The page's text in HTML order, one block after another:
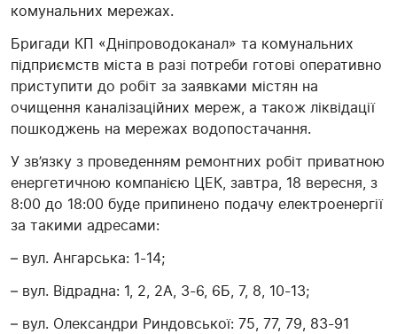
комунальних мережах.
Бригади КП «Дніпроводоканал» та комунальних
підприємств міста в разі потреби готові оперативно
приступити до робіт за заявками містян на
очищення каналізаційних мереж, а також ліквідації
пошкоджень на мережах водопостачання.
У зв’язку з проведенням ремонтних робіт приватною
енергетичною компанією ЦЕК, завтра, 18 вересня, з
8:00 до 18:00 буде припинено подачу електроенергії
за такими адресами:
– вул. Ангарська: 1-14;
– вул. Відрадна: 1, 2, 2А, 3-6, 6Б, 7, 8, 10-13;
– вул. Олександри Риндовської: 75, 77, 79, 83-91